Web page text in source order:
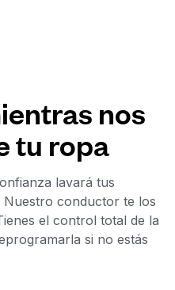
nos
tu ropa
lavará tus
Nuestro conductor te los
el control total de la
si no estás